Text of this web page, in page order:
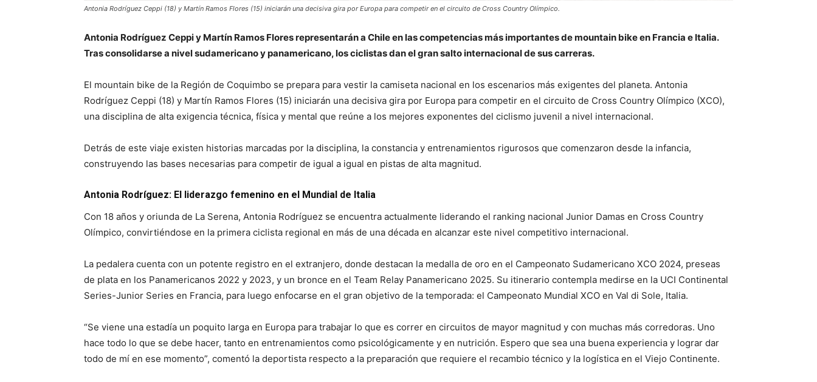
Antonia Rodríguez Ceppi (18) y Martín Ramos Flores (15) iniciarán una decisiva gira por Europa para competir en el circuito de Cross Country Olímpico.
Antonia Rodríguez Ceppi y Martín Ramos Flores representarán a Chile en las competencias más importantes de mountain bike en Francia e Italia.
Tras consolidarse a nivel sudamericano y panamericano, los ciclistas dan el gran salto internacional de sus carreras.
El mountain bike de la Región de Coquimbo se prepara para vestir la camiseta nacional en los escenarios más exigentes del planeta. Antonia
Rodríguez Ceppi (18) y Martín Ramos Flores (15) iniciarán una decisiva gira por Europa para competir en el circuito de Cross Country Olímpico (XCO),
una disciplina de alta exigencia técnica, física y mental que reúne a los mejores exponentes del ciclismo juvenil a nivel internacional.
Detrás de este viaje existen historias marcadas por la disciplina, la constancia y entrenamientos rigurosos que comenzaron desde la infancia,
construyendo las bases necesarias para competir de igual a igual en pistas de alta magnitud.
Antonia Rodríguez: El liderazgo femenino en el Mundial de Italia
Con 18 años y oriunda de La Serena, Antonia Rodríguez se encuentra actualmente liderando el ranking nacional Junior Damas en Cross Country
Olímpico, convirtiéndose en la primera ciclista regional en más de una década en alcanzar este nivel competitivo internacional.
La pedalera cuenta con un potente registro en el extranjero, donde destacan la medalla de oro en el Campeonato Sudamericano XCO 2024, preseas
de plata en los Panamericanos 2022 y 2023, y un bronce en el Team Relay Panamericano 2025. Su itinerario contempla medirse en la UCI Continental
Series-Junior Series en Francia, para luego enfocarse en el gran objetivo de la temporada: el Campeonato Mundial XCO en Val di Sole, Italia.
“Se viene una estadía un poquito larga en Europa para trabajar lo que es correr en circuitos de mayor magnitud y con muchas más corredoras. Uno
hace todo lo que se debe hacer, tanto en entrenamientos como psicológicamente y en nutrición. Espero que sea una buena experiencia y lograr dar
todo de mí en ese momento”, comentó la deportista respecto a la preparación que requiere el recambio técnico y la logística en el Viejo Continente.